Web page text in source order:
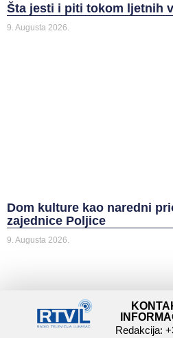
Šta jesti i piti tokom ljetnih
9. Augusta 2026.
Dom kulture kao naredni
zajednice Poljice
9. Augusta 2026.
Redakcija: